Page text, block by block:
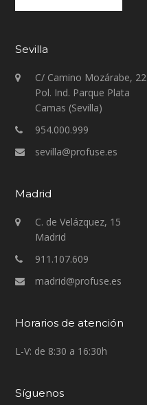
Sevilla
C/ Camino Mozárabe, 22
Pol. Ind. Parque Plata
Camas (Sevilla)
954.000.999
sevilla@profuse.es
Madrid
C. de Velázquez, 15
Madrid
911.107.609
madrid@profuse.es
Horarios de atención
L-V: de 8:30 a 16:30h
Síguenos